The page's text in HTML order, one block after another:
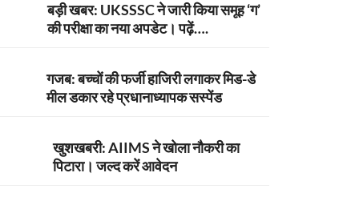
बड़ी खबर: UKSSSC ने जारी किया समूह ‘ग’
की परीक्षा का नया अपडेट। पढ़ें….
गजब: बच्चों की फर्जी हाजिरी लगाकर मिड-डे
मील डकार रहे प्रधानाध्यापक सस्पेंड
खुशखबरी: AIIMS ने खोला नौकरी का
पिटारा। जल्द करें आवेदन